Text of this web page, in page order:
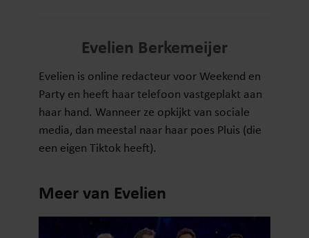
Evelien Berkemeijer
Evelien is online redacteur voor Weekend en
Party en heeft haar telefoon vastgeplakt aan
haar hand. Wanneer ze opkijkt van sociale
media, dan meestal naar haar poes Pluis (die
een eigen Tiktok heeft).
Meer van Evelien